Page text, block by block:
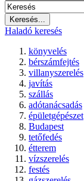
Haladó keresés
könyvelés
bérszámfejtés
villanyszerelés
javítás
szállás
adótanácsadás
épületgépészet
Budapest
tetőfedés
étterem
vízszerelés
festés